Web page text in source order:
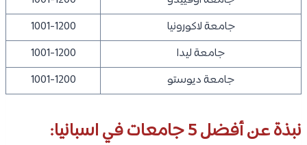
جامعة لاكورونيا
1001-1200
جامعة ليدا
1001-1200
جامعة ديوستو
1001-1200
نبذة عن أفضل 5 جامعات في اسبانيا: